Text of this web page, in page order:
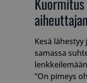
Kesä
samassa
”On pimeys